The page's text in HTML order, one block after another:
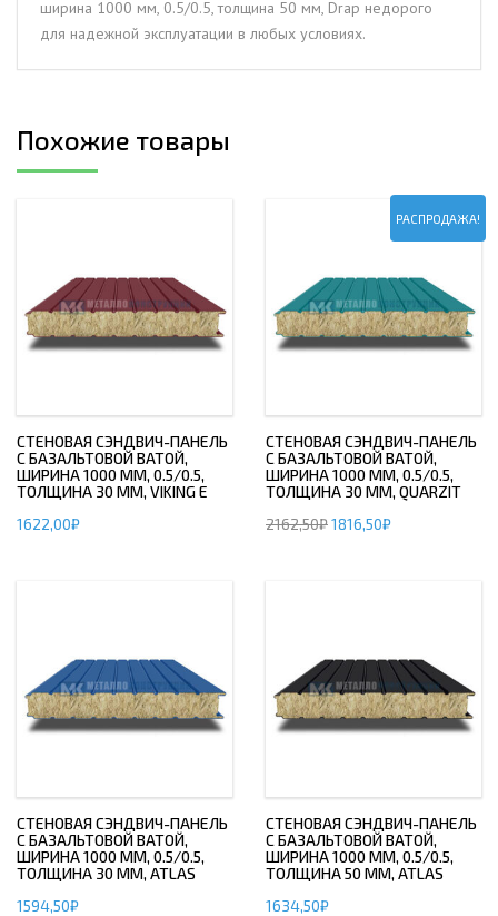
0.5/0.5,
толщина
50
ширина 1000 мм, 0.5/0.5, толщина 50 мм, Drap недорого
для надежной эксплуатации в любых условиях.
Похожие товары
СТЕНОВАЯ СЭНДВИЧ-ПАНЕЛЬ
С БАЗАЛЬТОВОЙ ВАТОЙ,
ШИРИНА 1000 ММ, 0.5/0.5,
ТОЛЩИНА 30 ММ, VIKING E
1622,00₽
РАСПРОДАЖА!
СТЕНОВАЯ СЭНДВИЧ-ПАНЕЛЬ
С БАЗАЛЬТОВОЙ ВАТОЙ,
ШИРИНА 1000 ММ, 0.5/0.5,
ТОЛЩИНА 30 ММ, QUARZIT
2162,50₽1816,50₽
СТЕНОВАЯ СЭНДВИЧ-ПАНЕЛЬ
С БАЗАЛЬТОВОЙ ВАТОЙ,
ШИРИНА 1000 ММ, 0.5/0.5,
ТОЛЩИНА 30 ММ, ATLAS
1594,50₽
СТЕНОВАЯ СЭНДВИЧ-ПАНЕЛЬ
С БАЗАЛЬТОВОЙ ВАТОЙ,
ШИРИНА 1000 ММ, 0.5/0.5,
ТОЛЩИНА 50 ММ, ATLAS
1634,50₽